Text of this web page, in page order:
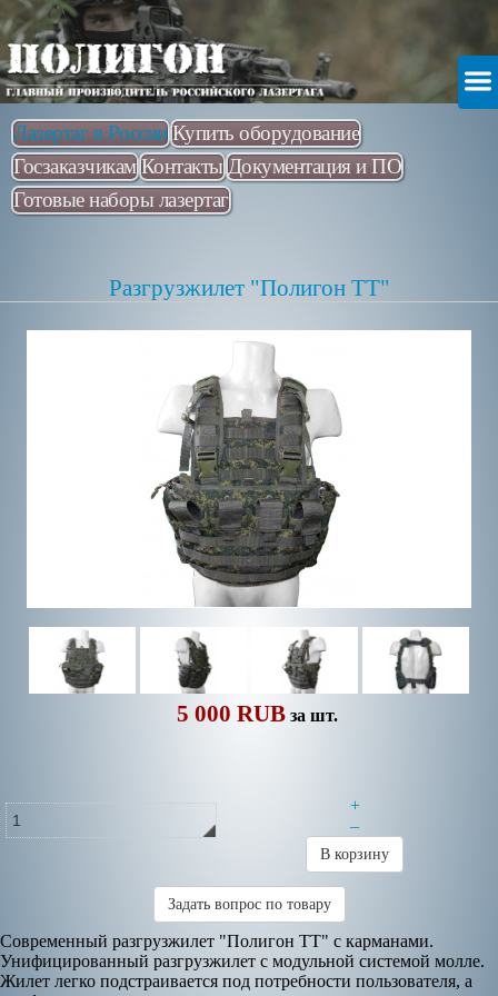
Лазертаг в России Купить оборудование
Госзаказчикам Контакты Документация и ПО
Готовые наборы лазертаг
Разгрузжилет "Полигон ТТ"
5 000 RUB за шт.
+
–
В корзину
Задать вопрос по товару
Современный разгрузжилет "Полигон ТТ" с карманами.
Унифицированный разгрузжилет с модульной системой молле.
Жилет легко подстраивается под потребности пользователя, а